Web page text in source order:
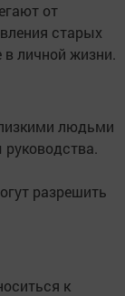
от
старых
в личной жизни.
людьми
разрешить
к